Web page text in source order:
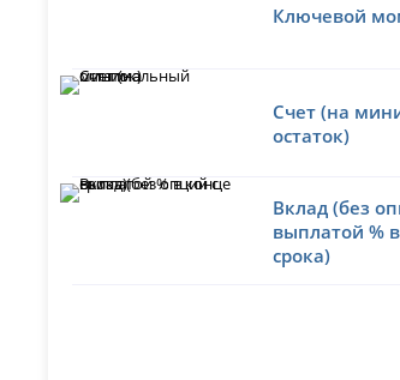
Ключевой
Счет (на
остаток)
Вклад (без
выплатой %
срока)